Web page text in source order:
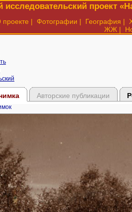
проект
проекте | Фотографии | География |
ЖЖ |
Авторские публикации